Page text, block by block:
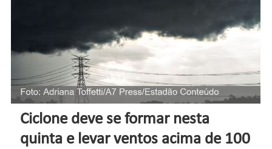
Ciclone deve se formar nesta
quinta e levar ventos acima de 100